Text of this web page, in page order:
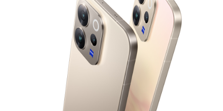
Cambodia | ជ្រើសរើសប្រទេស/តំបន់